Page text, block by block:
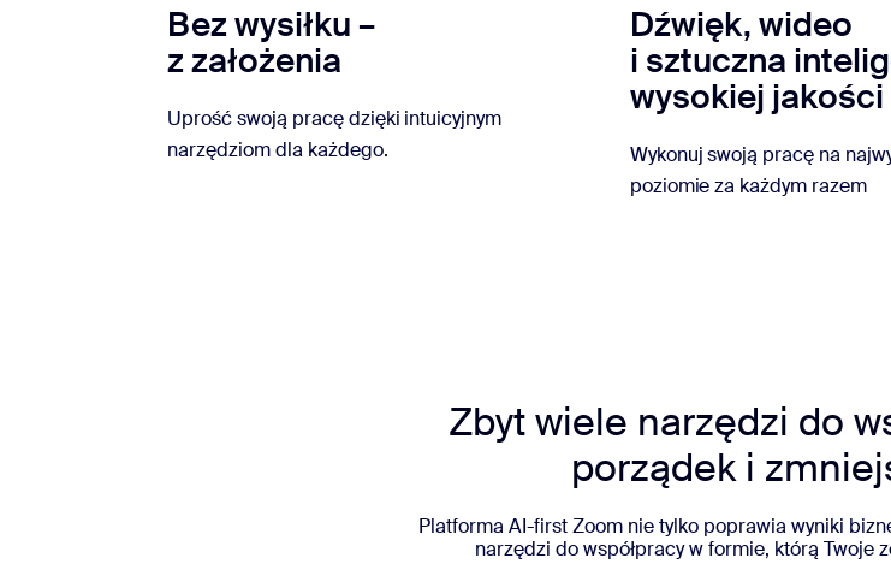
Bez wysiłku –
z założenia
Uprość swoją pracę dzięki intuicyjnym
narzędziom dla każdego.
Dźwięk, wideo
i sztuczna
wysokiej jakości
Wykonuj swoją pracę na
poziomie za każdym razem
Zbyt wiele narzędzi do
porządek i
Platforma AI-first Zoom nie tylko poprawia wyniki
narzędzi do współpracy w formie, którą Twoje